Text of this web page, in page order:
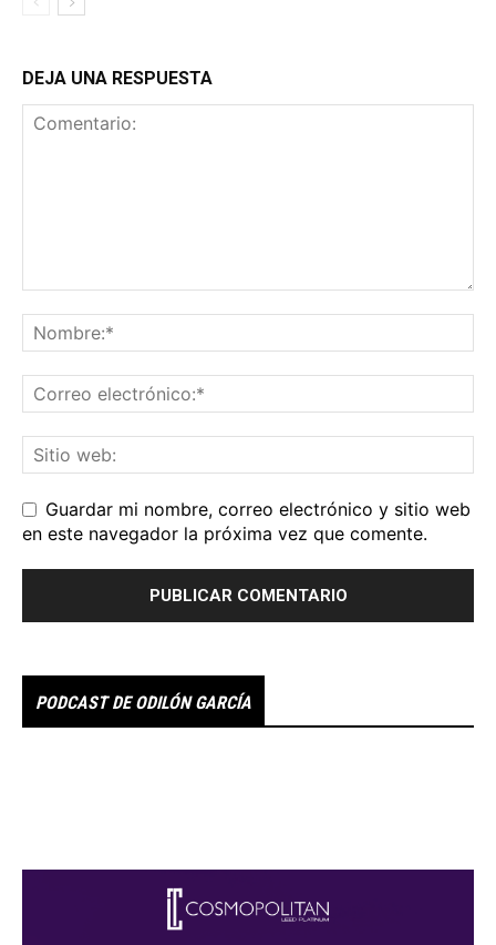
DEJA UNA RESPUESTA
Guardar mi nombre, correo electrónico y sitio web
en este navegador la próxima vez que comente.
PODCAST DE ODILÓN GARCÍA